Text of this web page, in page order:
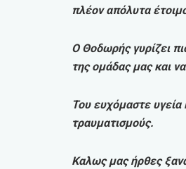
πλέον απόλυτα
Ο Θοδωρής γυρίζει
της ομάδας μας και
Του ευχόμαστε υγεία
τραυματισμούς.
Καλως μας ήρθες